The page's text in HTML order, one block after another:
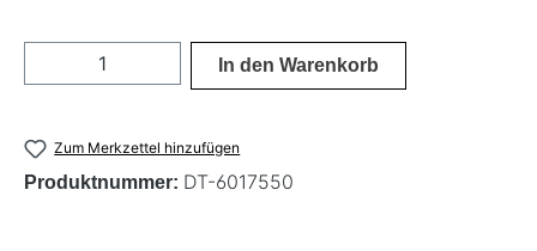
Produkt Anzahl: Gib den gewünschten
In den Warenkorb
Zum Merkzettel hinzufügen
Produktnummer: DT-6017550